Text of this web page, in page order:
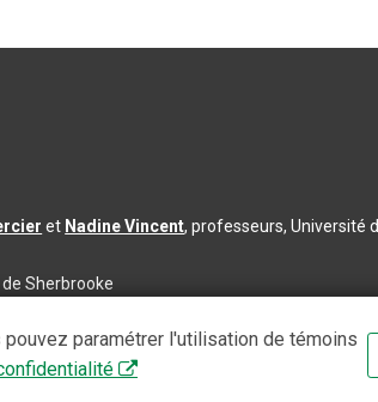
et Nadine Vincent, professeurs, Université
Sherbrooke
paramétrer l'utilisation de témoins